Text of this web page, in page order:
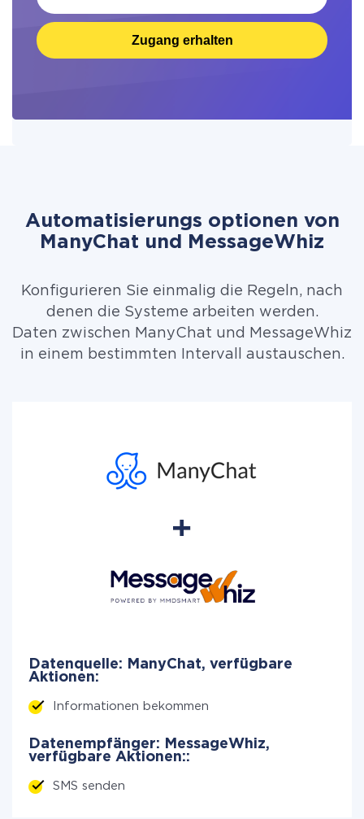
Zugang erhalten
Automatisierungs optionen von
ManyChat und MessageWhiz
Konfigurieren Sie einmalig die Regeln, nach
denen die Systeme arbeiten werden.
Daten zwischen ManyChat und MessageWhiz
in einem bestimmten Intervall austauschen.
Datenquelle: ManyChat, verfügbare
Aktionen:
Informationen bekommen
Datenempfänger: MessageWhiz,
verfügbare Aktionen::
SMS senden